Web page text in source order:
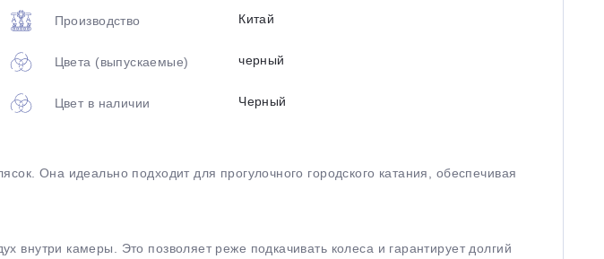
Производство Китай
Цвета (выпускаемые) черный
Цвет в наличии Черный
Она идеально подходит для прогулочного городского катания, обеспечивая
внутри камеры. Это позволяет реже подкачивать колеса и гарантирует долгий
вопросы?